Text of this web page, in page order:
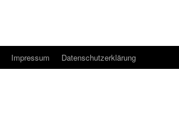
Impressum Datenschutzerklärung